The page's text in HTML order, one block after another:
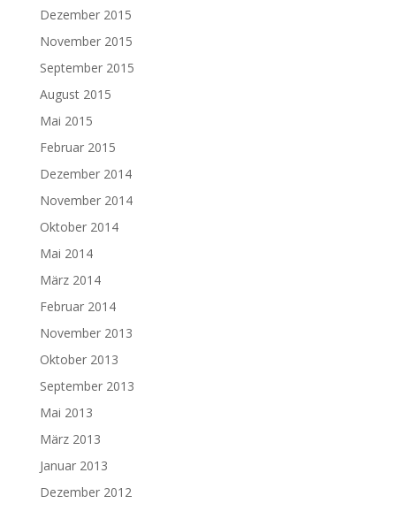
Dezember 2015
November 2015
September 2015
August 2015
Mai 2015
Februar 2015
Dezember 2014
November 2014
Oktober 2014
Mai 2014
März 2014
Februar 2014
November 2013
Oktober 2013
September 2013
Mai 2013
März 2013
Januar 2013
Dezember 2012